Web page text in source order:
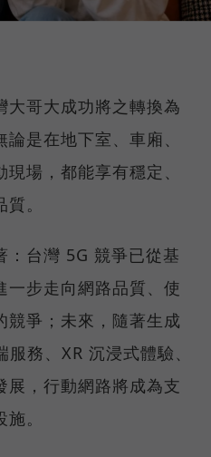
大哥大成功將之轉換為
是在地下室、車廂、
場，都能享有穩定、
。
：台灣 5G 競爭已從基
一步走向網路品質、使
競爭；未來，隨著生成
務、XR 沉浸式體驗、
展，行動網路將成為支
。